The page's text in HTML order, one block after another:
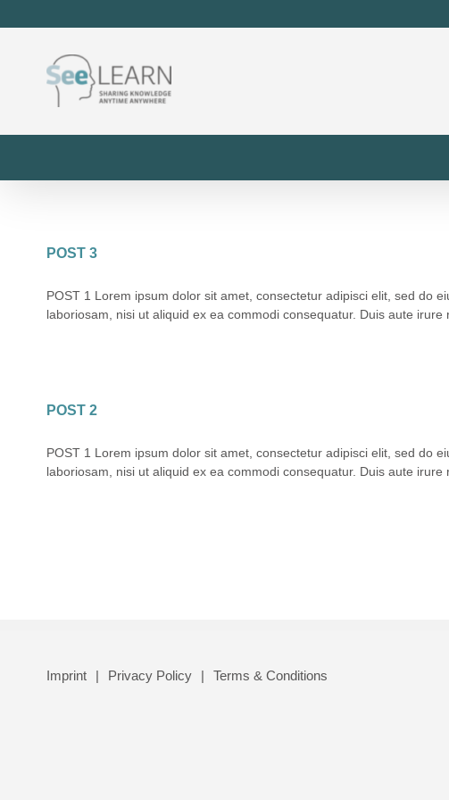
POST 3
POST 1 Lorem ipsum dolor sit amet, consectetur adipisci elit, sed do
laboriosam, nisi ut aliquid ex ea commodi consequatur. Duis aute
POST 2
POST 1 Lorem ipsum dolor sit amet, consectetur adipisci elit, sed do
laboriosam, nisi ut aliquid ex ea commodi consequatur. Duis aute
Imprint Privacy Policy Terms & Conditions